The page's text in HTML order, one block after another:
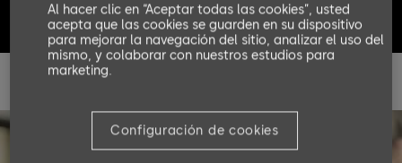
Get a quote for your dKey Installation
Al hacer clic en “Aceptar todas las cookies”, usted
acepta que las cookies se guarden en su dispositivo
para mejorar la navegación del sitio, analizar el uso del
mismo, y colaborar con nuestros estudios para
marketing.
Configuración de cookies